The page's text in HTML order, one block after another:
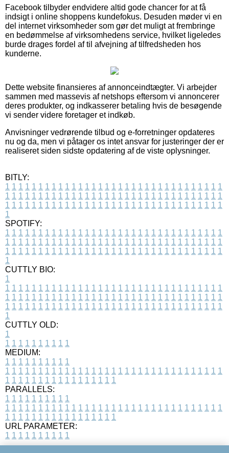
Facebook tilbyder endvidere altid gode chancer for at få
indsigt i online shoppens kundefokus. Desuden møder vi en
del internet virksomheder som gør det muligt at frembringe
en bedømmelse af virksomhedens service, hvilket ligeledes
burde drages fordel af til afvejning af tilfredsheden hos
kunderne.
Dette website finansieres af annonceindtægter. Vi arbejder
sammen med massevis af netshops eftersom vi annoncerer
deres produkter, og indkasserer betaling hvis de besøgende
vi sender videre foretager et indkøb.
Anvisninger vedrørende tilbud og e-forretninger opdateres
nu og da, men vi påtager os intet ansvar for justeringer der er
realiseret siden sidste opdatering af de viste oplysninger.
BITLY:
1 1 1 1 1 1 1 1 1 1 1 1 1 1 1 1 1 1 1 1 1 1 1 1 1 1 1 1 1 1 1 1 1
1 1 1 1 1 1 1 1 1 1 1 1 1 1 1 1 1 1 1 1 1 1 1 1 1 1 1 1 1 1 1 1 1
1 1 1 1 1 1 1 1 1 1 1 1 1 1 1 1 1 1 1 1 1 1 1 1 1 1 1 1 1 1 1 1 1
1
SPOTIFY:
1 1 1 1 1 1 1 1 1 1 1 1 1 1 1 1 1 1 1 1 1 1 1 1 1 1 1 1 1 1 1 1 1
1 1 1 1 1 1 1 1 1 1 1 1 1 1 1 1 1 1 1 1 1 1 1 1 1 1 1 1 1 1 1 1 1
1 1 1 1 1 1 1 1 1 1 1 1 1 1 1 1 1 1 1 1 1 1 1 1 1 1 1 1 1 1 1 1 1
1
CUTTLY BIO:
1
1 1 1 1 1 1 1 1 1 1 1 1 1 1 1 1 1 1 1 1 1 1 1 1 1 1 1 1 1 1 1 1 1
1 1 1 1 1 1 1 1 1 1 1 1 1 1 1 1 1 1 1 1 1 1 1 1 1 1 1 1 1 1 1 1 1
1 1 1 1 1 1 1 1 1 1 1 1 1 1 1 1 1 1 1 1 1 1 1 1 1 1 1 1 1 1 1 1 1
1
CUTTLY OLD:
1
1 1 1 1 1 1 1 1 1 1
MEDIUM:
1 1 1 1 1 1 1 1 1 1
1 1 1 1 1 1 1 1 1 1 1 1 1 1 1 1 1 1 1 1 1 1 1 1 1 1 1 1 1 1 1 1 1
1 1 1 1 1 1 1 1 1 1 1 1 1 1 1 1 1
PARALLELS:
1 1 1 1 1 1 1 1 1 1
1 1 1 1 1 1 1 1 1 1 1 1 1 1 1 1 1 1 1 1 1 1 1 1 1 1 1 1 1 1 1 1 1
1 1 1 1 1 1 1 1 1 1 1 1 1 1 1 1 1
URL PARAMETER:
1 1 1 1 1 1 1 1 1 1